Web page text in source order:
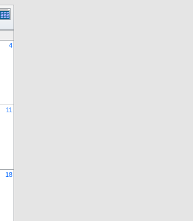
4
11
18